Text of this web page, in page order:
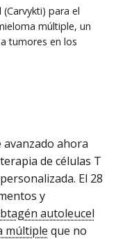
para el
múltiple, un
tumores en los
ahora
de células T
El 28
y
autoleucel
múltiple que no